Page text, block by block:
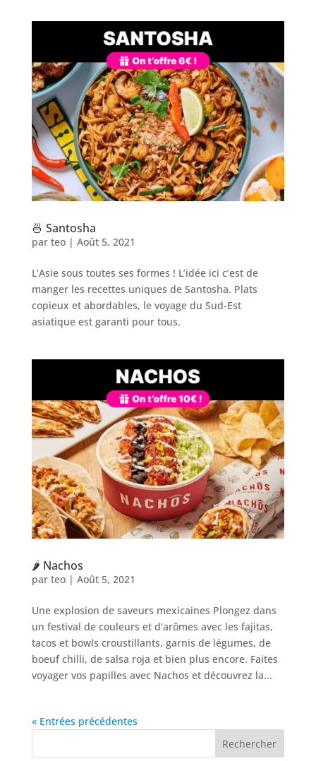
🍜 Santosha
par teo| Août 5, 2021
L’Asie sous toutes ses formes ! L’idée ici c’est de
manger les recettes uniques de Santosha. Plats
copieux et abordables, le voyage du Sud-Est
asiatique est garanti pour tous.
🌶️ Nachos
par teo| Août 5, 2021
Une explosion de saveurs mexicaines Plongez dans
un festival de couleurs et d’arômes avec les fajitas,
tacos et bowls croustillants, garnis de légumes, de
boeuf chilli, de salsa roja et bien plus encore. Faites
voyager vos papilles avec Nachos et découvrez la...
« Entrées précédentes